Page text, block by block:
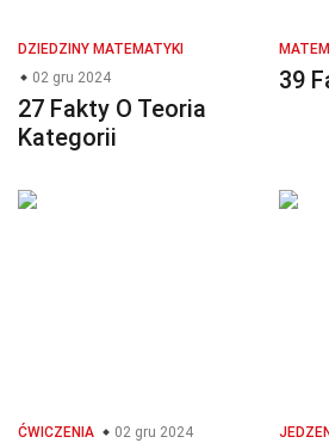
DZIEDZINY MATEMATYKI
02 gru 2024
27 Fakty O Teoria
Kategorii
39
ĆWICZENIA 02 gru 2024